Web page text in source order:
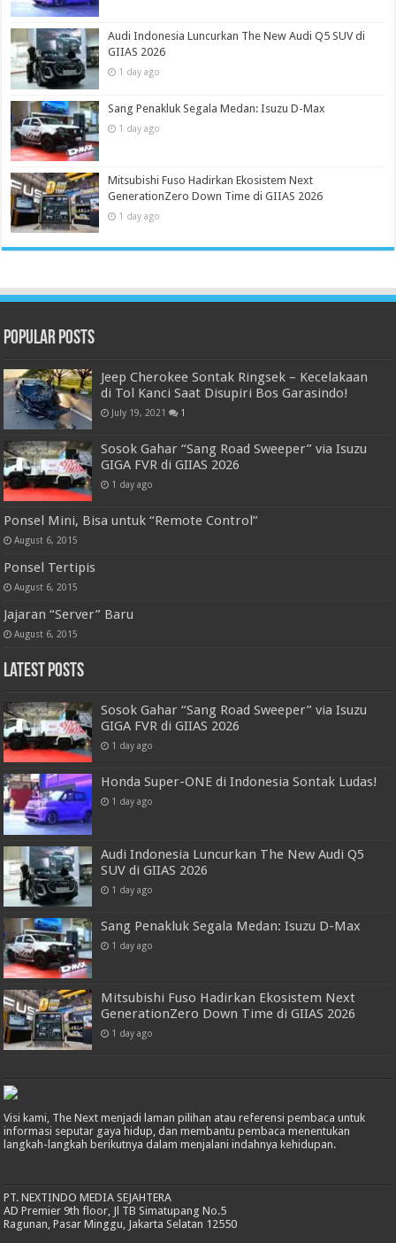
Audi Indonesia Luncurkan The New Audi Q5 SUV di
GIIAS 2026
1 day ago
Sang Penakluk Segala Medan: Isuzu D-Max
1 day ago
Mitsubishi Fuso Hadirkan Ekosistem Next
GenerationZero Down Time di GIIAS 2026
1 day ago
Popular Posts
Jeep Cherokee Sontak Ringsek – Kecelakaan
di Tol Kanci Saat Disupiri Bos Garasindo!
July 19, 2021 1
Sosok Gahar “Sang Road Sweeper” via Isuzu
GIGA FVR di GIIAS 2026
1 day ago
Ponsel Mini, Bisa untuk “Remote Control”
August 6, 2015
Ponsel Tertipis
August 6, 2015
Jajaran “Server” Baru
August 6, 2015
Latest Posts
Sosok Gahar “Sang Road Sweeper” via Isuzu
GIGA FVR di GIIAS 2026
1 day ago
Honda Super-ONE di Indonesia Sontak Ludas!
1 day ago
Audi Indonesia Luncurkan The New Audi Q5
SUV di GIIAS 2026
1 day ago
Sang Penakluk Segala Medan: Isuzu D-Max
1 day ago
Mitsubishi Fuso Hadirkan Ekosistem Next
GenerationZero Down Time di GIIAS 2026
1 day ago
Visi kami, The Next menjadi laman pilihan atau referensi pembaca untuk
informasi seputar gaya hidup, dan membantu pembaca menentukan
langkah-langkah berikutnya dalam menjalani indahnya kehidupan.
PT. NEXTINDO MEDIA SEJAHTERA
AD Premier 9th floor, Jl TB Simatupang No.5
Ragunan, Pasar Minggu, Jakarta Selatan 12550